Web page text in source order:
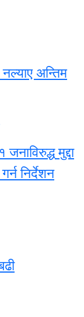
अन्तिम
मुद्दा
निर्देशन